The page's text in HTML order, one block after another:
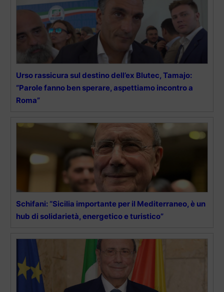
Urso rassicura sul destino dell’ex Blutec, Tamajo:
“Parole fanno ben sperare, aspettiamo incontro a
Roma”
Schifani: “Sicilia importante per il Mediterraneo, è un
hub di solidarietà, energetico e turistico”